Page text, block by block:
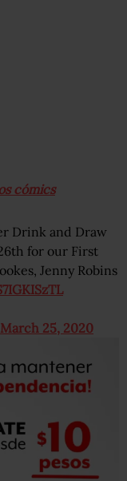
cómics
Drink and Draw
for our First
Jenny Robins
March 25, 2020